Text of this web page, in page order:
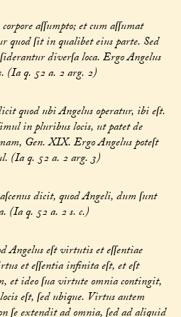
aſſumpto; et cum aſſumat
quod ſit in qualibet eius parte. Sed
diverſa loca. Ergo Angelus
(Ia q. 52 a. 2 arg. 2)
quod ubi Angelus operatur, ibi eſt.
in pluribus locis, ut patet de
Gen. XIX. Ergo Angelus poteſt
(Ia q. 52 a. 2 arg. 3)
dicit, quod Angeli, dum ſunt
(Ia q. 52 a. 2 s. c.)
Angelus eſt virtutis et eſſentiae
et eſſentia infinita eſt, et eſt
et ideo ſua virtute omnia contingit,
eſt, ſed ubique. Virtus autem